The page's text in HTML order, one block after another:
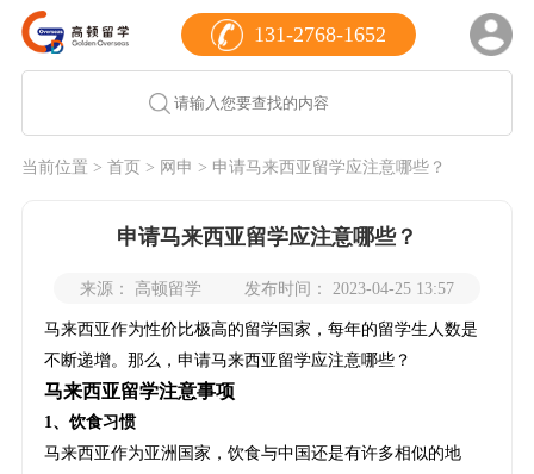
131-2768-1652
当前位置 > 首页 > 网申 > 申请马来西亚留学应注意哪些？
申请马来西亚留学应注意哪些？
来源： 高顿留学 发布时间： 2023-04-25 13:57
马来西亚作为性价比极高的留学国家，每年的留学生人数是
不断递增。那么，申请马来西亚留学应注意哪些？
马来西亚留学注意事项
1、饮食习惯
马来西亚作为亚洲国家，饮食与中国还是有许多相似的地